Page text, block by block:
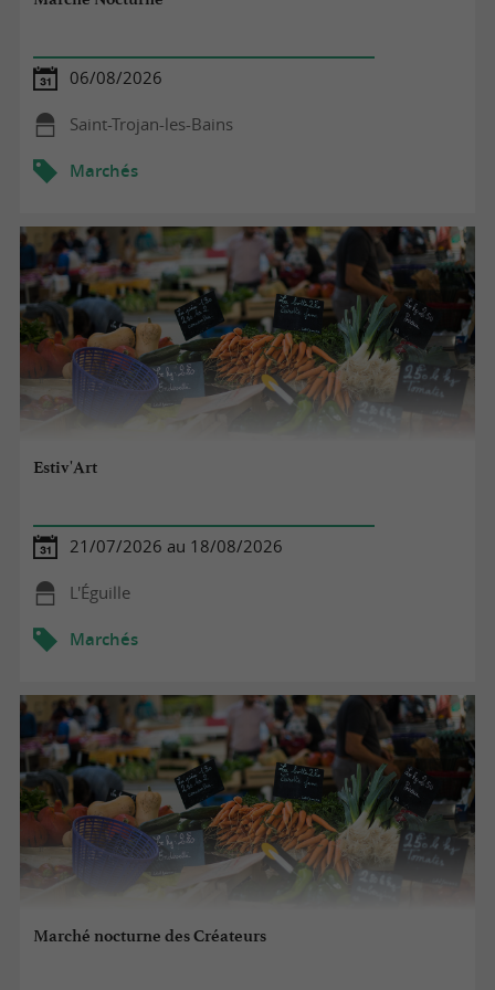
06/08/2026
Saint-Trojan-les-Bains
Marchés
Estiv'Art
21/07/2026 au 18/08/2026
L'Éguille
Marchés
Marché nocturne des Créateurs